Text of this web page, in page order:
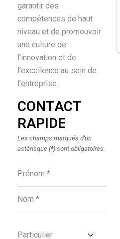
garantir des
compétences de haut
niveau et de promouvoir
une culture de
l’innovation et de
l’excellence au sein de
l’entreprise.
CONTACT
RAPIDE
P
l
a
e
e
Les champs marqués d'un
astérisque (*) sont obligatoires.